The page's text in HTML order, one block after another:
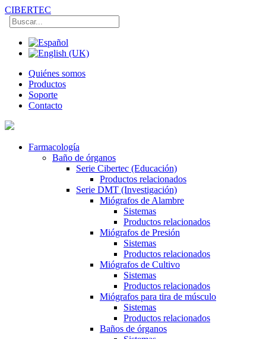
CIBERTEC
Quiénes somos
Productos
Soporte
Contacto
Farmacología
Baño de órganos
Serie Cibertec (Educación)
Productos relacionados
Serie DMT (Investigación)
Miógrafos de Alambre
Sistemas
Productos relacionados
Miógrafos de Presión
Sistemas
Productos relacionados
Miógrafos de Cultivo
Sistemas
Productos relacionados
Miógrafos para tira de músculo
Sistemas
Productos relacionados
Baños de órganos